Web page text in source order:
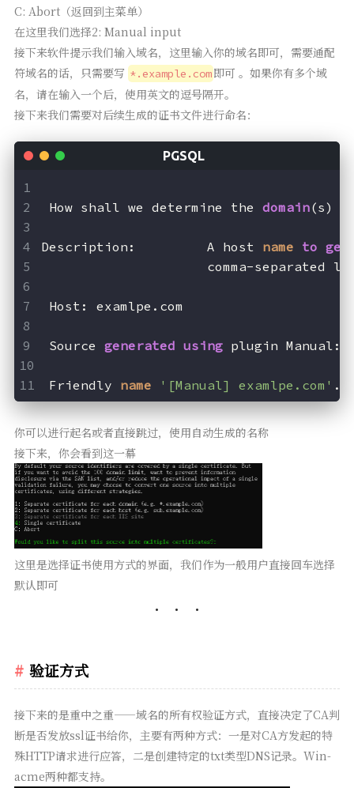
C: Abort（返回到主菜单）
在这里我们选择2: Manual input
接下来软件提示我们输入域名，这里输入你的域名即可，需要通配
符域名的话，只需要写 *.example.com即可 。如果你有多个域
名，请在输入一个后，使用英文的逗号隔开。
接下来我们需要对后续生成的证书文件进行命名：
How shall we determine the domain(s)
Description:         A host name to get
comma-separated
Host: examlpe.com
Source generated using plugin Manual:
Friendly name '[Manual] examlpe.com' .
你可以进行起名或者直接跳过，使用自动生成的名称
接下来，你会看到这一幕
这里是选择证书使用方式的界面，我们作为一般用户直接回车选择
默认即可
验证方式
接下来的是重中之重——域名的所有权验证方式，直接决定了CA判
断是否发放ssl证书给你，主要有两种方式：一是对CA方发起的特
殊HTTP请求进行应答，二是创建特定的txt类型DNS记录。Win-
acme两种都支持。